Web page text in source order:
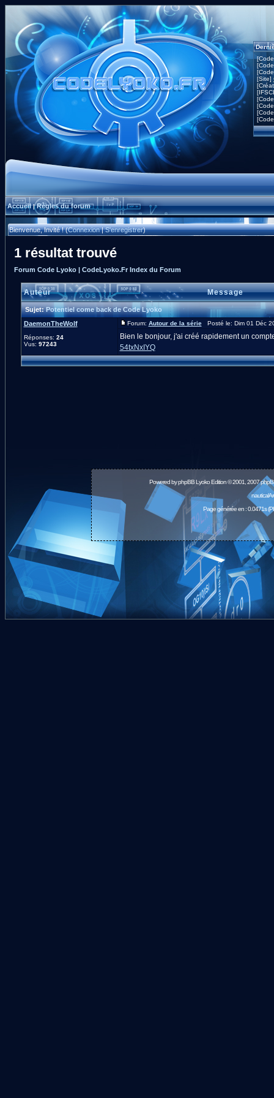
[Site]
Accueil|Règles du forum
Bienvenue, Invité ! (Connexion|S'enregistrer)
1 résultat trouvé
Forum Code Lyoko | CodeLyoko.Fr Index du Forum
Auteur Message
Sujet:Potentiel come back de Code Lyoko
DaemonTheWolf
Réponses: 24
Vus: 97243
Forum: Autour de la sériePosté le: Dim 01 Déc
Bien le bonjour, j'ai créé rapidement un
54txNxIYQ
Powered byphpBBLyoko Edition © 2001, 2007
Page générée en : 0.0471s